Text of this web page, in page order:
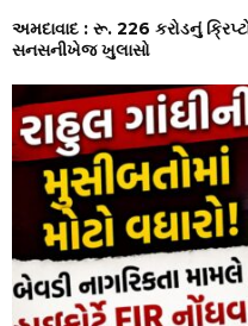
અમદાવાદ : રૂ. 226 કરોડનું
સનસનીખેજ ખુલાસો